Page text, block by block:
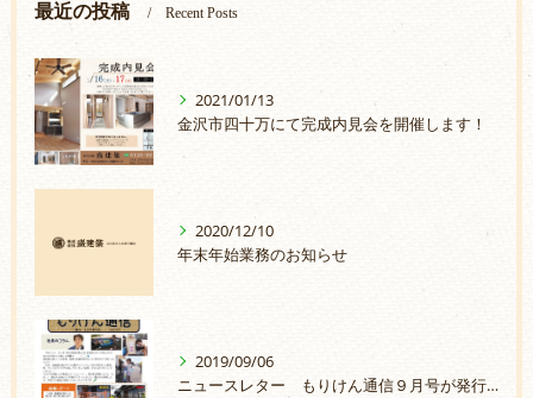
最近の投稿 Recent Posts
2021/01/13
金沢市四十万にて完成内見会を開催します！
2020/12/10
年末年始業務のお知らせ
2019/09/06
ニュースレター もりけん通信９月号が発行されました。